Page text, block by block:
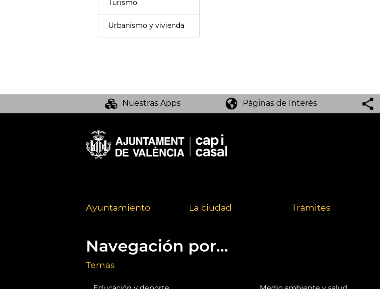
Turismo
Urbanismo y vivienda
Nuestras Apps Páginas de Interés
Ayuntamiento La ciudad Trámites
Navegación por...
Temas